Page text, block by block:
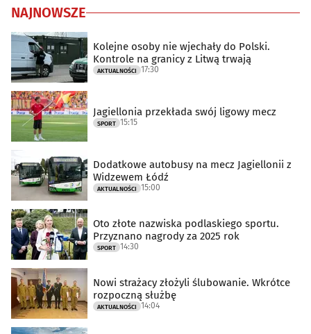
NAJNOWSZE
Kolejne osoby nie wjechały do Polski.
Kontrole na granicy z Litwą trwają
AKTUALNOŚCI 17:30
Jagiellonia przekłada swój ligowy mecz
SPORT 15:15
Dodatkowe autobusy na mecz Jagiellonii z
Widzewem Łódź
AKTUALNOŚCI 15:00
Oto złote nazwiska podlaskiego sportu.
Przyznano nagrody za 2025 rok
SPORT 14:30
Nowi strażacy złożyli ślubowanie. Wkrótce
rozpoczną służbę
AKTUALNOŚCI 14:04